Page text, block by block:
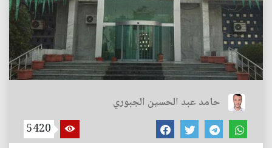
حامد عبد الحسين الجبوري
5420